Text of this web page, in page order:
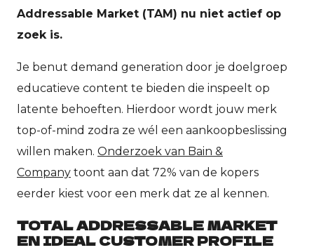
Addressable Market (TAM) nu niet actief op
zoek is.
Je benut demand generation door je doelgroep
educatieve content te bieden die inspeelt op
latente behoeften. Hierdoor wordt jouw merk
top-of-mind zodra ze wél een aankoopbeslissing
willen maken. Onderzoek van Bain &
Company toont aan dat 72% van de kopers
eerder kiest voor een merk dat ze al kennen.
TOTAL ADDRESSABLE MARKET
EN IDEAL CUSTOMER PROFILE